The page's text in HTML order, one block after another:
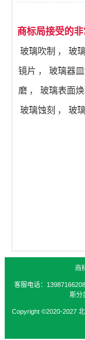
商标局接受的
玻璃吹制 ， 玻
镜片 ， 玻璃器
磨 ， 玻璃表面
玻璃蚀刻 ， 玻
商
客服电话：
斯分
Copyright ©2020-2027